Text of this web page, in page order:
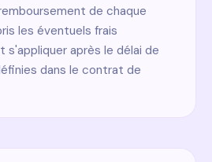
de chaque
les éventuels frais
s'appliquer après le délai de
dans le contrat de